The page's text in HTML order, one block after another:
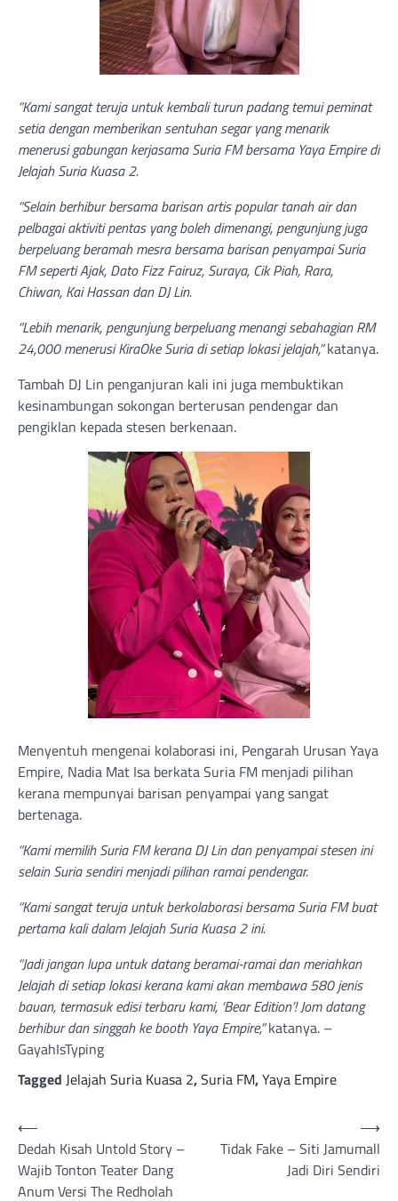
“Kami sangat teruja untuk kembali turun padang temui peminat
setia dengan memberikan sentuhan segar yang menarik
menerusi gabungan kerjasama Suria FM bersama Yaya Empire di
Jelajah Suria Kuasa 2.
“Selain berhibur bersama barisan artis popular tanah air dan
pelbagai aktiviti pentas yang boleh dimenangi, pengunjung juga
berpeluang beramah mesra bersama barisan penyampai Suria
FM seperti Ajak, Dato Fizz Fairuz, Suraya, Cik Piah, Rara,
Chiwan, Kai Hassan dan DJ Lin.
“Lebih menarik, pengunjung berpeluang menangi sebahagian RM
24,000 menerusi KiraOke Suria di setiap lokasi jelajah,”katanya.
Tambah DJ Lin penganjuran kali ini juga membuktikan
kesinambungan sokongan berterusan pendengar dan
pengiklan kepada stesen berkenaan.
Menyentuh mengenai kolaborasi ini, Pengarah Urusan Yaya
Empire, Nadia Mat Isa berkata Suria FM menjadi pilihan
kerana mempunyai barisan penyampai yang sangat
bertenaga.
“Kami memilih Suria FM kerana DJ Lin dan penyampai stesen ini
selain Suria sendiri menjadi pilihan ramai pendengar.
“Kami sangat teruja untuk berkolaborasi bersama Suria FM buat
pertama kali dalam Jelajah Suria Kuasa 2 ini.
“Jadi jangan lupa untuk datang beramai-ramai dan meriahkan
Jelajah di setiap lokasi kerana kami akan membawa 580 jenis
bauan, termasuk edisi terbaru kami, ‘Bear Edition’! Jom datang
berhibur dan singgah ke booth Yaya Empire,”katanya. –
GayahIsTyping
Tagged Jelajah Suria Kuasa 2,Suria FM,Yaya Empire
Post
navigation
⟵
Dedah Kisah Untold Story –
Wajib Tonton Teater Dang
Anum Versi The Redholah
Tidak Fake – Siti Jamumall
Jadi Diri Sendiri
⟶